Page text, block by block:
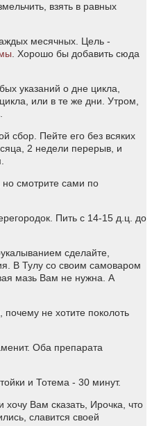
взять в равных
месячных. Цель -
. Хорошо бы добавить сюда
указаний о дне цикла,
или в те же дни. Утром,
сбор. Пейте его без всяких
2 недели перерыв, и
смотрите сами по
Пить с 14-15 д.ц. до
сделайте,
В Тулу со своим самоваром
мазь Вам не нужна. А
не хотите поколоть
Оба препарата
и Тотема - 30 минут.
Вам сказать, Ирочка, что
славится своей